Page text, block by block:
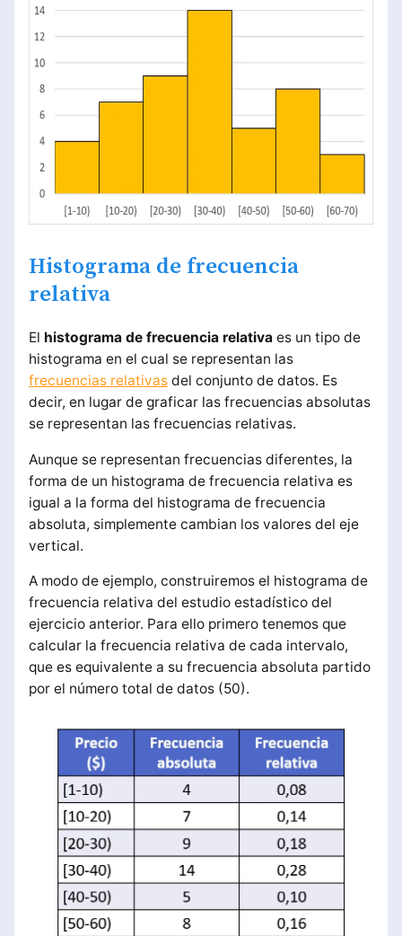
Histograma de frecuencia
relativa
El histograma de frecuencia relativaes un tipo de
histograma en el cual se representan las
frecuencias relativasdel conjunto de datos. Es
decir, en lugar de graficar las frecuencias absolutas
se representan las frecuencias relativas.
Aunque se representan frecuencias diferentes, la
forma de un histograma de frecuencia relativa es
igual a la forma del histograma de frecuencia
absoluta, simplemente cambian los valores del eje
vertical.
A modo de ejemplo, construiremos el histograma de
frecuencia relativa del estudio estadístico del
ejercicio anterior. Para ello primero tenemos que
calcular la frecuencia relativa de cada intervalo,
que es equivalente a su frecuencia absoluta partido
por el número total de datos (50).